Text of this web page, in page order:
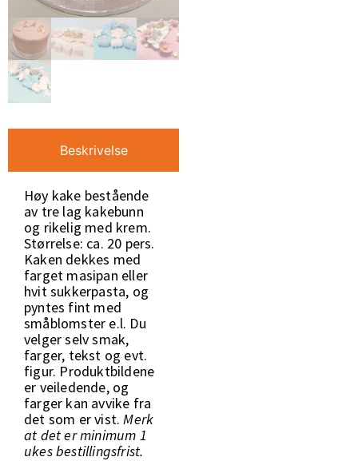
Beskrivelse
Høy kake bestående
av tre lag kakebunn
og rikelig med krem.
Størrelse: ca. 20 pers.
Kaken dekkes med
farget masipan eller
hvit sukkerpasta, og
pyntes fint med
småblomster e.l. Du
velger selv smak,
farger, tekst og evt.
figur. Produktbildene
er veiledende, og
farger kan avvike fra
det som er vist.Merk
at det er minimum 1
ukes bestillingsfrist.